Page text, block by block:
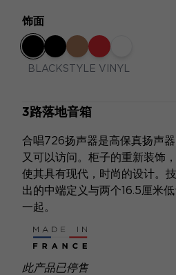
3路落地音箱
合唱726扬声器是高保真扬声
又可以访问。柜子的重新装饰
使其具有现代，时尚的设计。
出的中端定义与两个16.5厘米
一起。
饰面
BLACKSTYLE VINYL
此产品已停售